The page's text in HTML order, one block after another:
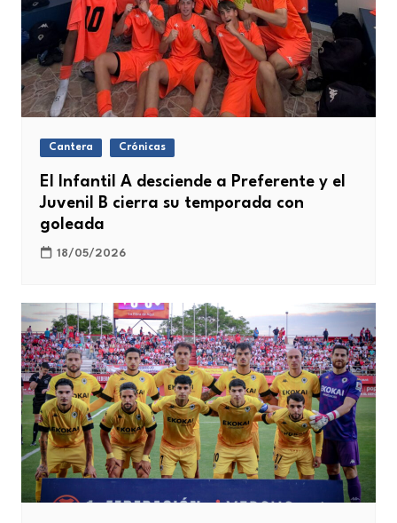
Cantera Crónicas
El Infantil A desciende a Preferente y el
Juvenil B cierra su temporada con
goleada
18/05/2026